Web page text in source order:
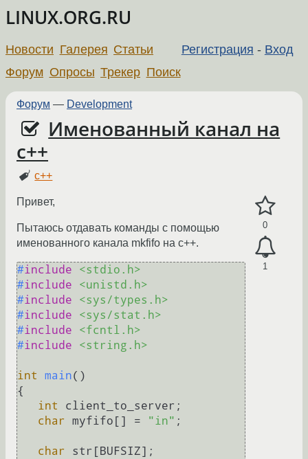
LINUX.ORG.RU
Регистрация - Вход
Новости Галерея Статьи
Форум Опросы Трекер Поиск
Форум — Development
Именованный канал на
с++
c++
0
1
Привет,
Пытаюсь отдавать команды с помощью
именованного канала mkfifo на с++.
#include
<stdio.h>
#include
<unistd.h>
#include
<sys/types.h>
#include
<sys/stat.h>
#include
<fcntl.h>
#include <string.h>
int main()
{
int
client_to_server;
char myfifo[] = "in" ;
char str[BUFSIZ];